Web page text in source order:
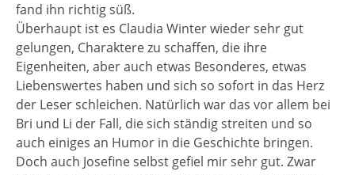
fand ihn richtig süß.
Überhaupt ist es Claudia Winter wieder sehr gut
gelungen, Charaktere zu schaffen, die ihre
Eigenheiten, aber auch etwas Besonderes, etwas
Liebenswertes haben und sich so sofort in das Herz
der Leser schleichen. Natürlich war das vor allem bei
Bri und Li der Fall, die sich ständig streiten und so
auch einiges an Humor in die Geschichte bringen.
Doch auch Josefine selbst gefiel mir sehr gut. Zwar